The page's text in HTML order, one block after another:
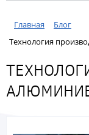
Главная
Блог
Технология